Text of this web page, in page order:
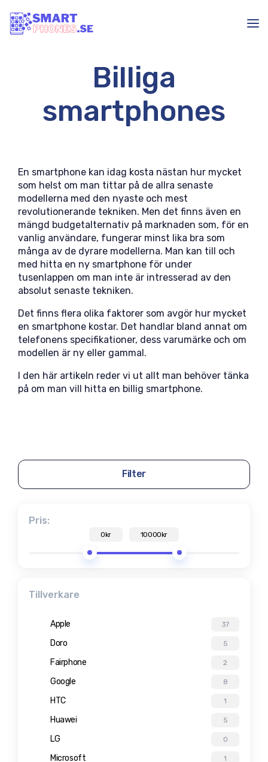
Billiga
smartphones
En smartphone kan idag kosta nästan hur mycket
som helst om man tittar på de allra senaste
modellerna med den nyaste och mest
revolutionerande tekniken. Men det finns även en
mängd budgetalternativ på marknaden som, för en
vanlig användare, fungerar minst lika bra som
många av de dyrare modellerna. Man kan till och
med hitta en ny smartphone för under
tusenlappen om man inte är intresserad av den
absolut senaste tekniken.
Det finns flera olika faktorer som avgör hur mycket
en smartphone kostar. Det handlar bland annat om
telefonens specifikationer, dess varumärke och om
modellen är ny eller gammal.
I den här artikeln reder vi ut allt man behöver tänka
på om man vill hitta en billig smartphone.
Filter
Pris:
0kr 10000kr
Tillverkare
Apple 37
Doro 5
Fairphone 2
Google 8
HTC 1
Huawei 5
LG 0
Microsoft 1